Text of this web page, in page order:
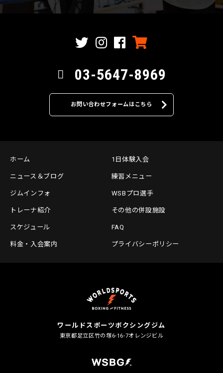
03-5647-8969
お問い合わせフォームはこちら
ホーム 1日体験入会
ニュース＆ブログ 練習メニュー
ジムインフォ WSBプロ選手
トレーナ紹介 その他の併設施設
スケジュール FAQ
料金・入会案内 プライバシーポリシー
ワールドスポーツボクシングジム
東京都足立区竹の塚6-16-7オレンジビル